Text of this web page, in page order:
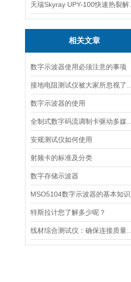
相关文章
数字示波器使用必须注意的事项
数字示波器的使用
安规测试仪如何使用
射频卡的标准及分类
数字存储示波器
特斯拉计您了解多少呢？